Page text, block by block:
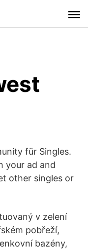
für Singles.
your ad and
other singles or
v zelení
pobřeží,
bazény,